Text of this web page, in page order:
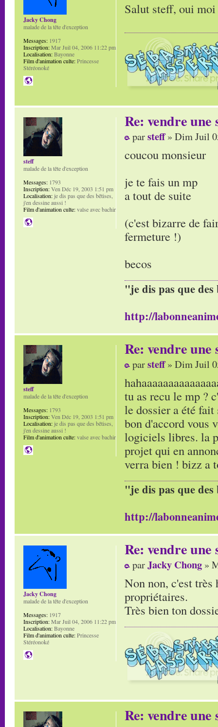
Salut steff, oui
Jacky Chong
malade de la tête d'exception
Messages: 1917
Inscription:Mar Juil 04, 2006 11:22 pm
Localisation:Bayonne
Film d'animation culte:Princesse
Stéréonoké
Re: vendre une
parsteff» Dim Juil
coucou monsieur
je te fais un mp
a tout de suite
(c'est bizarre de
fermeture !)
becos
"je dis pas que
http://
steff
malade de la tête d'exception
Messages: 1793
Inscription:Ven Déc 19, 2003 1:51 pm
Localisation:je dis pas que des bêtises,
j'en dessine aussi !
Film d'animation culte:valse avec bachir
Re: vendre une
parsteff» Dim Juil
tu as recu le mp ?
le dossier a été
bon d'accord vous
logiciels libres. la
projet qui en
verra bien ! bizz a
"je dis pas que
http://
steff
malade de la tête d'exception
Messages: 1793
Inscription:Ven Déc 19, 2003 1:51 pm
Localisation: je dis pas que des bêtises,
j'en dessine aussi !
Film d'animation culte:valse avec bachir
Re: vendre une
parJacky Chong »
Non non, c'est
propriétaires.
Très bien ton
Jacky Chong
malade de la tête d'exception
Messages: 1917
Inscription:Mar Juil 04, 2006 11:22 pm
Localisation:Bayonne
Film d'animation culte:Princesse
Stéréonoké
Re: vendre une